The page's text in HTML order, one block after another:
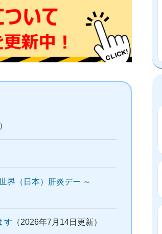
界（日本）肝炎デー ～
す （2026年7月14日更新）